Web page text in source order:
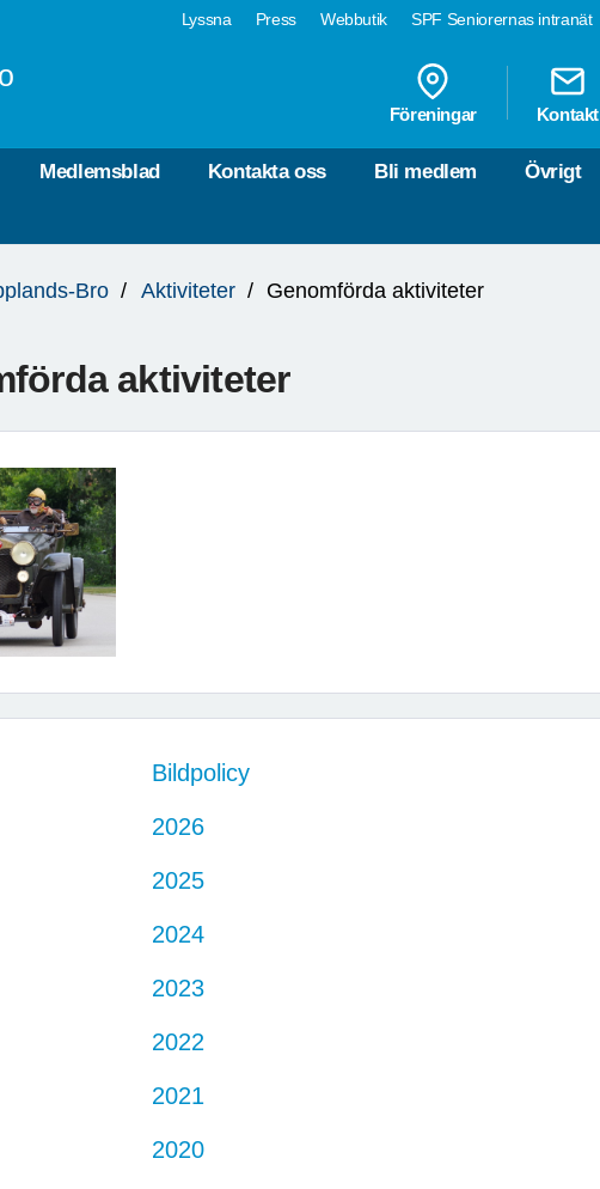
Lyssna Press Webbutik SPF Seniorernas intranät
Föreningar Kontakt
Medlemsblad Kontakta oss Bli medlem Övrigt
Bro Aktiviteter Genomförda aktiviteter
aktiviteter
Bildpolicy
2026
2025
2024
2023
2022
2021
2020